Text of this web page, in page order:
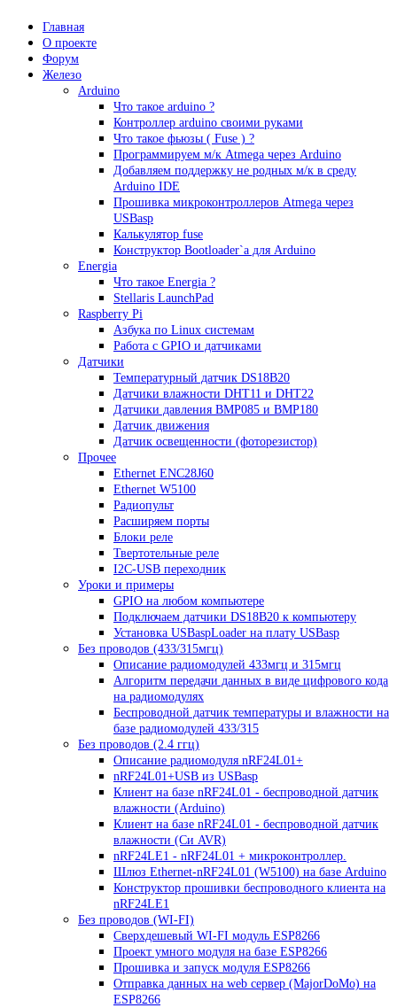
Главная
О проекте
Форум
Железо
Arduino
Что такое аrduino ?
Контроллер arduino своими руками
Что такое фьюзы ( Fuse ) ?
Программируем м/к Atmega через Arduino
Добавляем поддержку не родных м/к в среду
Arduino IDE
Прошивка микроконтроллеров Atmega через
USBasp
Калькулятор fuse
Конструктор Bootloader`а для Arduino
Energia
Что такое Energia ?
Stellaris LaunchPad
Raspberry Pi
Азбука по Linux системам
Работа с GPIO и датчиками
Датчики
Температурный датчик DS18B20
Датчики влажности DHT11 и DHT22
Датчики давления BMP085 и BMP180
Датчик движения
Датчик освещенности (фоторезистор)
Прочее
Ethernet ENC28J60
Ethernet W5100
Радиопульт
Расширяем порты
Блоки реле
Твертотельные реле
I2C-USB переходник
Уроки и примеры
GPIO на любом компьютере
Подключаем датчики DS18B20 к компьютеру
Установка USBaspLoader на плату USBasp
Без проводов (433/315мгц)
Описание радиомодулей 433мгц и 315мгц
Алгоритм передачи данных в виде цифрового кода
на радиомодулях
Беспроводной датчик температуры и влажности на
базе радиомодулей 433/315
Без проводов (2.4 ггц)
Описание радиомодуля nRF24L01+
nRF24L01+USB из USBasp
Клиент на базе nRF24L01 - беспроводной датчик
влажности (Arduino)
Клиент на базе nRF24L01 - беспроводной датчик
влажности (Си AVR)
nRF24LE1 - nRF24L01 + микроконтроллер.
Шлюз Ethernet-nRF24L01 (W5100) на базе Arduino
Конструктор прошивки беспроводного клиента на
nRF24LE1
Без проводов (WI-FI)
Сверхдешевый WI-FI модуль ESP8266
Проект умного модуля на базе ESP8266
Прошивка и запуск модуля ESP8266
Отправка данных на web сервер (MajorDoMo) на
ESP8266